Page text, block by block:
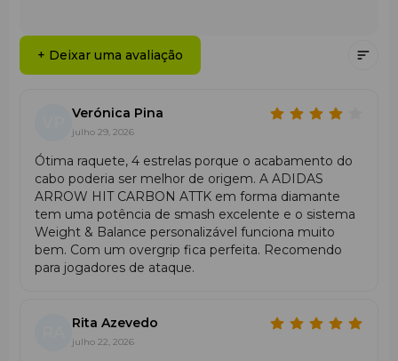
+ Deixar uma avaliação
Verónica Pina
julho 29, 2026
Ótima raquete, 4 estrelas porque o acabamento do
cabo poderia ser melhor de origem. A ADIDAS
ARROW HIT CARBON ATTK em forma diamante
tem uma potência de smash excelente e o sistema
Weight & Balance personalizável funciona muito
bem. Com um overgrip fica perfeita. Recomendo
para jogadores de ataque.
Rita Azevedo
julho 22, 2026